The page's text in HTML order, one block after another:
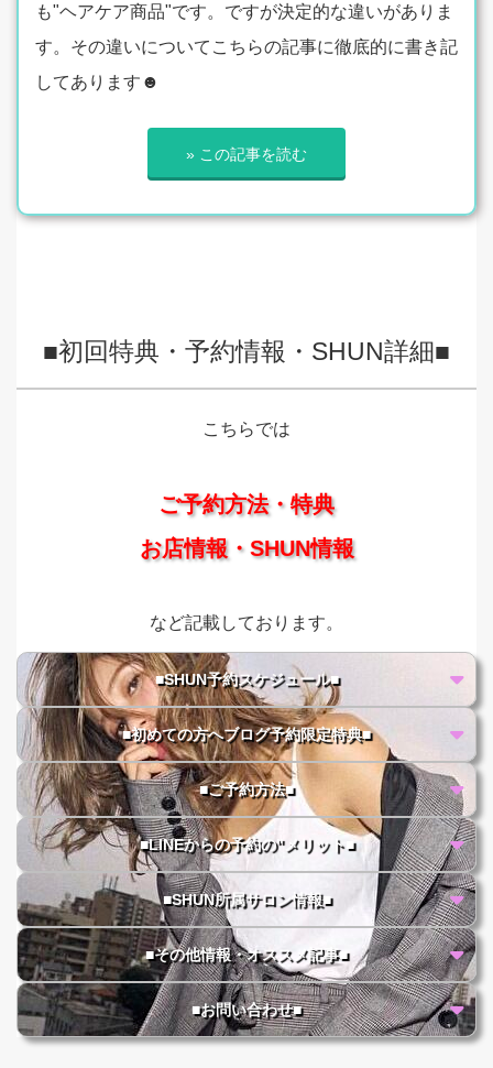
も"ヘアケア商品"です。ですが決定的な違いがありま
す。その違いについてこちらの記事に徹底的に書き記
してあります☻
» この記事を読む
■初回特典・予約情報・SHUN詳細■
こちらでは
ご予約方法・特典
お店情報・SHUN情報
など記載しております。
■SHUN予約スケジュール■
■初めての方へブログ予約限定特典■
■ご予約方法■
■LINEからの予約の"メリット■
■SHUN所属サロン情報■
■その他情報・オススメ記事■
■お問い合わせ■